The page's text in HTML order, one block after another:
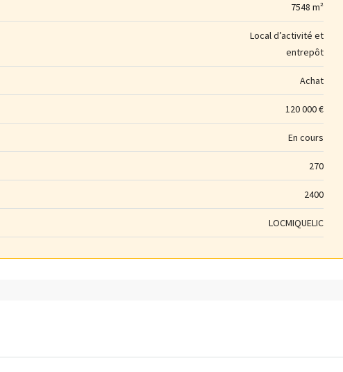
7548 m²
Local d’activité et
entrepôt
Achat
120 000 €
En cours
270
2400
LOCMIQUELIC